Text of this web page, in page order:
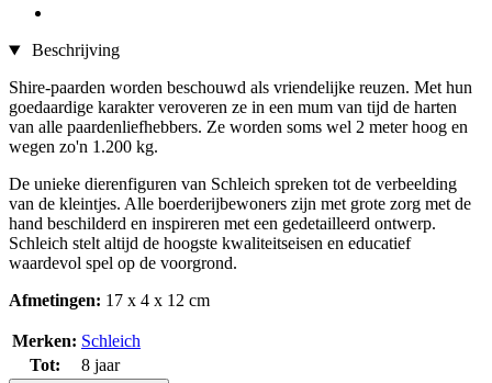
Beschrijving
Shire-paarden worden beschouwd als vriendelijke reuzen. Met hun
goedaardige karakter veroveren ze in een mum van tijd de harten
van alle paardenliefhebbers. Ze worden soms wel 2 meter hoog en
wegen zo'n 1.200 kg.
De unieke dierenfiguren van Schleich spreken tot de verbeelding
van de kleintjes. Alle boerderijbewoners zijn met grote zorg met de
hand beschilderd en inspireren met een gedetailleerd ontwerp.
Schleich stelt altijd de hoogste kwaliteitseisen en educatief
waardevol spel op de voorgrond.
Afmetingen: 17 x 4 x 12 cm
Merken: Schleich
Tot:
8 jaar